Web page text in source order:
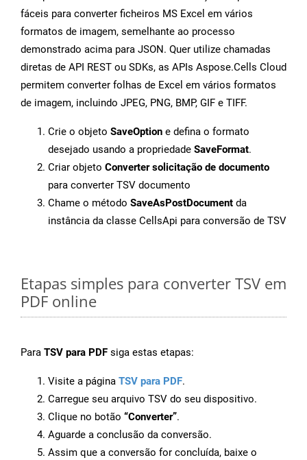
fáceis para converter ficheiros MS Excel em vários
formatos de imagem, semelhante ao processo
demonstrado acima para JSON. Quer utilize chamadas
diretas de API REST ou SDKs, as APIs Aspose.Cells Cloud
permitem converter folhas de Excel em vários formatos
de imagem, incluindo JPEG, PNG, BMP, GIF e TIFF.
Crie o objeto SaveOption e defina o formato
desejado usando a propriedade SaveFormat.
Criar objeto Converter solicitação de documento
para converter TSV documento
Chame o método SaveAsPostDocument da
instância da classe CellsApi para conversão de TSV
Etapas simples para converter TSV em
PDF online
Para TSV para PDF siga estas etapas:
Visite a página TSV para PDF.
Carregue seu arquivo TSV do seu dispositivo.
Clique no botão “Converter”.
Aguarde a conclusão da conversão.
Assim que a conversão for concluída, baixe o